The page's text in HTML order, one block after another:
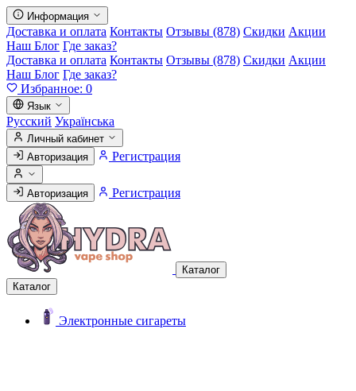
Информация
Доставка и оплата Контакты Отзывы (878) Скидки Акции
Наш Блог Где заказ?
Доставка и оплата Контакты Отзывы (878) Скидки Акции
Наш Блог Где заказ?
Избранное: 0
Язык
Русский Українська
Личный кабинет
Авторизация
Регистрация
Авторизация Регистрация
Каталог
Каталог
Электронные сигареты